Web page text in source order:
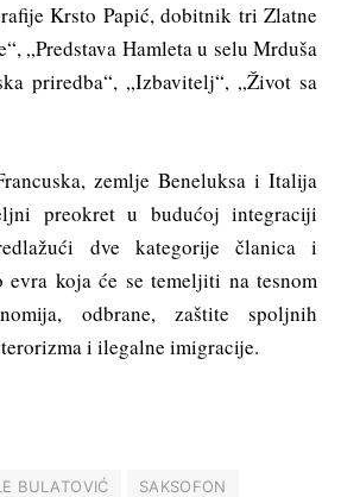
Krsto Papić, dobitnik tri Zlatne
„Predstava Hamleta u selu Mrduša
priredba“, „Izbavitelj“, „Život sa
zemlje Beneluksa i Italija
preokret u budućoj integraciji
dve kategorije članica i
evra koja će se temeljiti na tesnom
odbrane, zaštite spoljnih
i ilegalne imigracije.
BULATOVIĆ SAKSOFON